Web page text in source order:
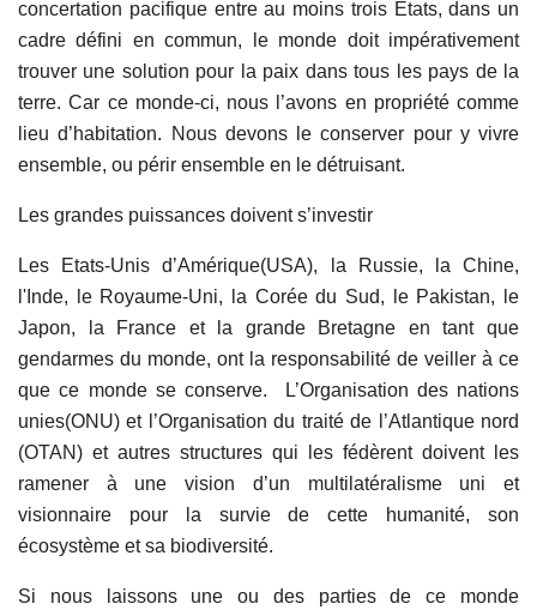
concertation pacifique entre au moins trois États, dans un
cadre défini en commun, le monde doit impérativement
trouver une solution pour la paix dans tous les pays de la
terre. Car ce monde-ci, nous l’avons en propriété comme
lieu d’habitation. Nous devons le conserver pour y vivre
ensemble, ou périr ensemble en le détruisant.
Les grandes puissances doivent s’investir
Les Etats-Unis d’Amérique(USA), la Russie, la Chine,
l'Inde, le Royaume-Uni, la Corée du Sud, le Pakistan, le
Japon, la France et la grande Bretagne en tant que
gendarmes du monde, ont la responsabilité de veiller à ce
que ce monde se conserve. L’Organisation des nations
unies(ONU) et l’Organisation du traité de l’Atlantique nord
(OTAN) et autres structures qui les fédèrent doivent les
ramener à une vision d’un multilatéralisme uni et
visionnaire pour la survie de cette humanité, son
écosystème et sa biodiversité.
Si nous laissons une ou des parties de ce monde